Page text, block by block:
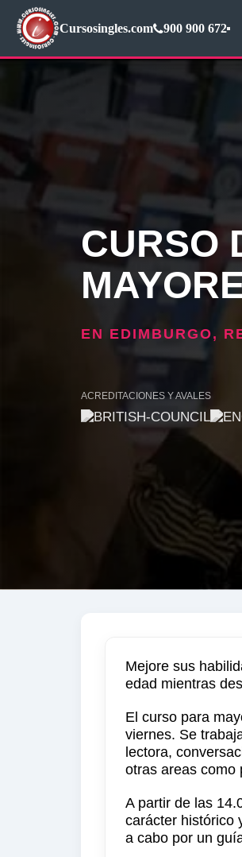
Cursosingles.com 900 900 672
CURSO
EN EDIMBURGO,
ACREDITACIONES Y AVALES
Mejore sus
edad mientras
El curso para
viernes. Se
lectora,
otras areas como
A partir de las
carácter histórico
a cabo por un